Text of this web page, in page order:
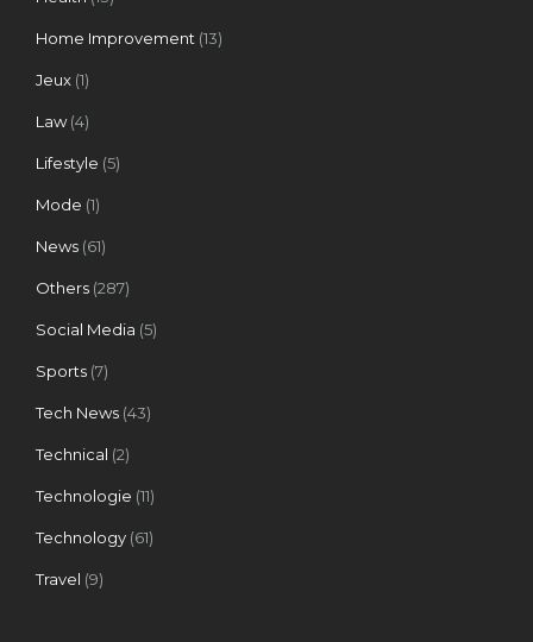
Home Improvement (13)
Jeux (1)
Law(4)
Lifestyle (5)
Mode (1)
News (61)
Others (287)
Social Media (5)
Sports (7)
Tech News (43)
Technical (2)
Technologie (11)
Technology (61)
Travel (9)